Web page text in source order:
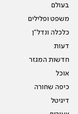
בעולם
משפט ופלילים
כלכלה ונדל"ן
דעות
חדשות המגזר
אוכל
כיפה שחורה
דיגיטל